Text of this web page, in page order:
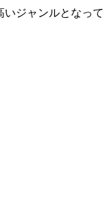
ジャンルとなって